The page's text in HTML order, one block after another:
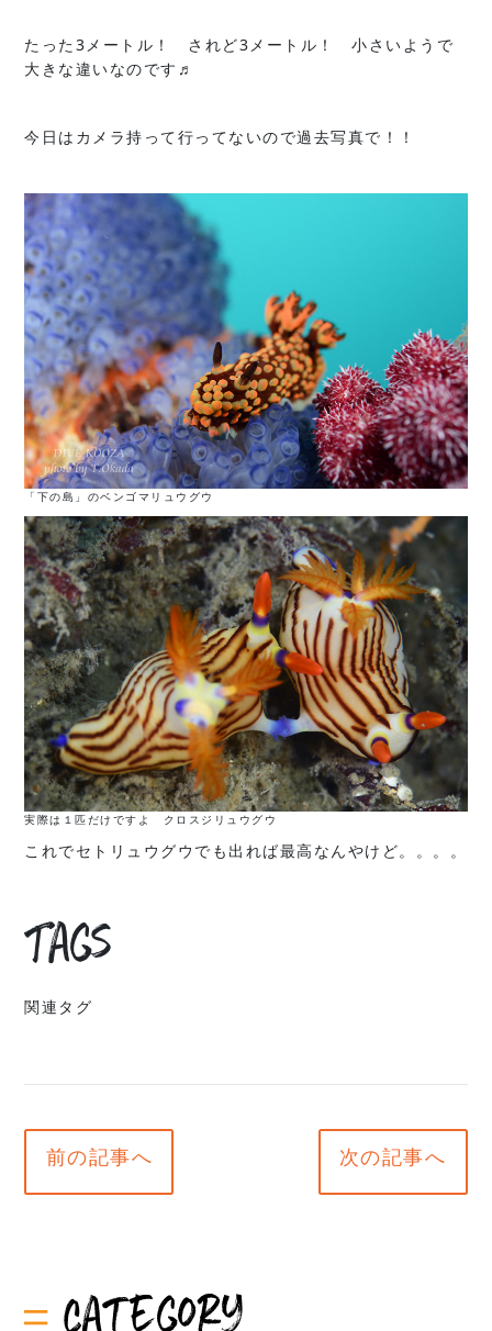
たった3メートル！ されど3メートル！ 小さいようで
大きな違いなのです♬
今日はカメラ持って行ってないので過去写真で！！
「下の島」のベンゴマリュウグウ
実際は１匹だけですよ クロスジリュウグウ
これでセトリュウグウでも出れば最高なんやけど。。。。
Tags
関連タグ
前の記事へ 次の記事へ